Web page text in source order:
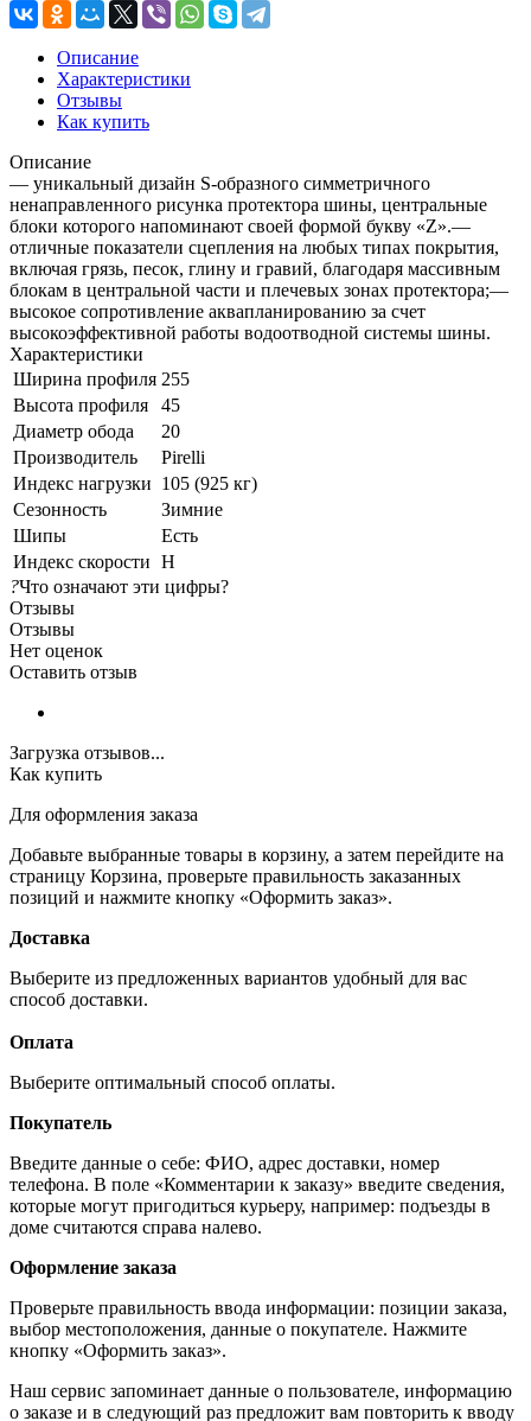
Описание
Характеристики
Отзывы
Как купить
Описание
— уникальный дизайн S-образного симметричного
ненаправленного рисунка протектора шины, центральные
блоки которого напоминают своей формой букву «Z».—
отличные показатели сцепления на любых типах покрытия,
включая грязь, песок, глину и гравий, благодаря массивным
блокам в центральной части и плечевых зонах протектора;—
высокое сопротивление аквапланированию за счет
высокоэффективной работы водоотводной системы шины.
Характеристики
Ширина профиля 255
Высота профиля
45
Диаметр обода
20
Производитель
Pirelli
Индекс нагрузки 105 (925 кг)
Сезонность
Зимние
Шипы
Есть
Индекс скорости H
?Что означают эти цифры?
Отзывы
Отзывы
Нет оценок
Оставить отзыв
Загрузка отзывов...
Как купить
Для оформления заказа
Добавьте выбранные товары в корзину, а затем перейдите на
страницу Корзина, проверьте правильность заказанных
позиций и нажмите кнопку «Оформить заказ».
Доставка
Выберите из предложенных вариантов удобный для вас
способ доставки.
Оплата
Выберите оптимальный способ оплаты.
Покупатель
Введите данные о себе: ФИО, адрес доставки, номер
телефона. В поле «Комментарии к заказу» введите сведения,
которые могут пригодиться курьеру, например: подъезды в
доме считаются справа налево.
Оформление заказа
Проверьте правильность ввода информации: позиции заказа,
выбор местоположения, данные о покупателе. Нажмите
кнопку «Оформить заказ».
Наш сервис запоминает данные о пользователе, информацию
о заказе и в следующий раз предложит вам повторить к вводу